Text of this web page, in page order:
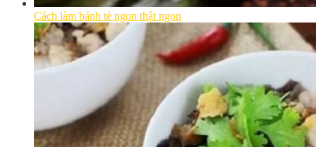
Cách làm bánh tẻ ngon thật ngon